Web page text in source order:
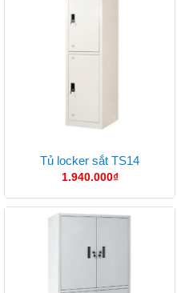
Tủ locker sắt TS14
1.940.000₫